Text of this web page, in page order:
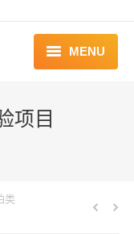
MENU
项目
类